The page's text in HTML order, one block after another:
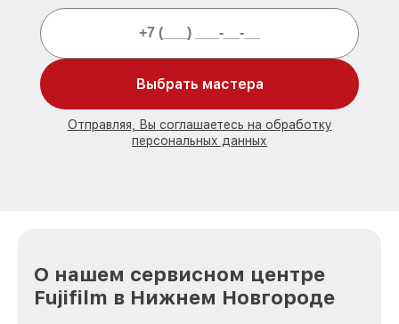
Выбрать мастера
Отправляя, Вы соглашаетесь на обработку
персональных данных
О нашем сервисном центре
Fujifilm в Нижнем Новгороде